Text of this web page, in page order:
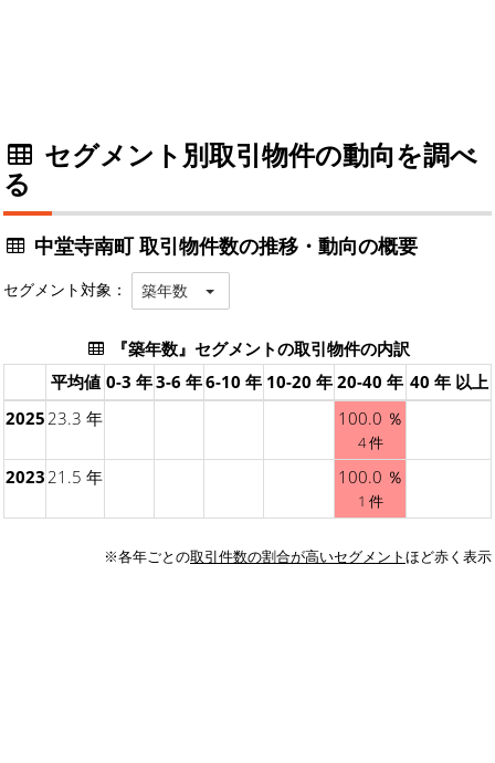
セグメント別取引物件の動向を調べ
る
中堂寺南町 取引物件数の推移・動向の概要
セグメント対象： 築年数
『築年数』セグメントの取引物件の内訳
平均値 0-3 年3-6 年6-10 年 10-20 年 20-40 年 40 年 以上
2025 23.3 年 100.0 ％
4 件
2023 21.5 年 100.0 ％
1 件
※各年ごとの取引件数の割合が高いセグメントほど赤く表示